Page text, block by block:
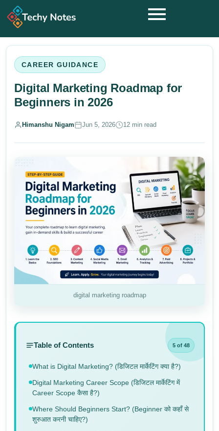
CAREER GUIDANCE
Digital Marketing Roadmap for
Beginners in 2026
Himanshu Nigam Jun 5, 2026 12 min read
digital marketing roadmap
Table of Contents 5 of 48
What is Digital Marketing? (डिजिटल मार्केटिंग क्या है?)
Digital Marketing Career Scope (डिजिटल मार्केटिंग में
Career Scope कैसा है?)
Where Should Beginners Start? (Beginner को कहाँ से
शुरुआत करनी चाहिए?)